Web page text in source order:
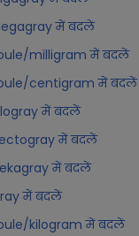
में बदलें
milligram में बदलें
centigram में बदलें
में बदलें
में बदलें
में बदलें
में बदलें
kilogram में बदलें